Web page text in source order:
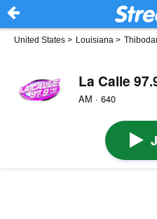
United States > Louisiana >
La Calle
AM · 640